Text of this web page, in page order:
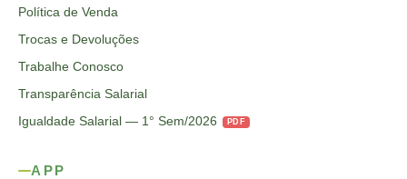
Política de Venda
Trocas e Devoluções
Trabalhe Conosco
Transparência Salarial
Igualdade Salarial — 1° Sem/2026
PDF
APP